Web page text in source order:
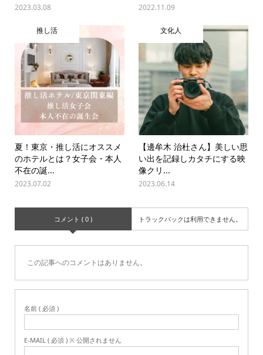
2023.03.08 2022.11.09
推し活
夏！東京・推し活にオススメ
のホテルとは？女子会・本人
不在の誕...
2023.07.02
文化人
【邊牟木 治杜さん】美しい思
い出を記録しカタチにする映
像クリ...
2023.06.14
コメント ( 0 ) トラックバックは利用できません。
この記事へのコメントはありません。
名前 ( 必須 )
E-MAIL ( 必須 ) ※ 公開されません